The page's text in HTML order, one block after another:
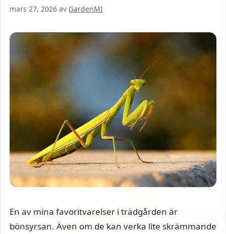
mars 27, 2026 av GardenMI
En av mina favoritvarelser i trädgården är
bönsyrsan. Även om de kan verka lite skrämmande